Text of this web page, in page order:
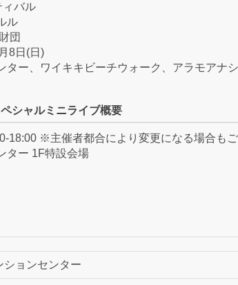
ィバル
ル
団
8日(日)
ター、ワイキキビーチウォーク、アラモアナ
シャルミニライブ概要
18:00 ※主催者都合により変更になる場合も
ター 1F特設会場
ションセンター